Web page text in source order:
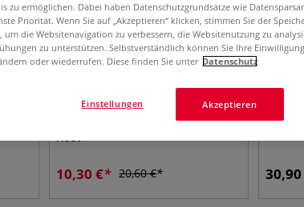
Wildlife Tiermotive in Acryl und
Rost
10,30 € 20,60€
Das
30,90
zu ermöglichen. Dabei haben Datenschutzgrundsätze wie
Priorität. Wenn Sie auf „Akzeptieren“ klicken, stimmen Sie der
um die Websitenavigation zu verbessern, die Websitenutzung zu
zu unterstützen. Selbstverständlich können Sie Ihre
oder wiederrufen. Diese finden Sie unter Datenschutz
Akzeptieren
Einstellungen